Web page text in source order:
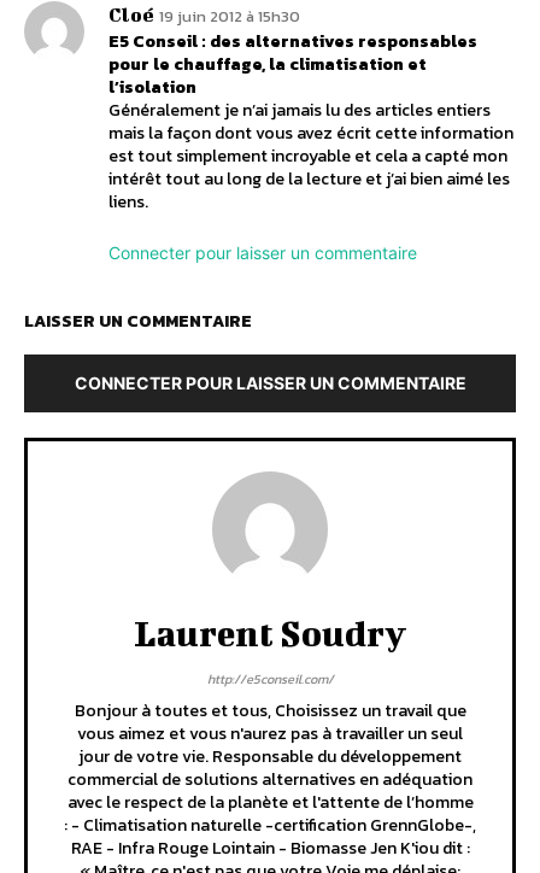
Cloé 19 juin 2012 à 15h30
E5 Conseil : des alternatives responsables
pour le chauffage, la climatisation et
l’isolation
Généralement je n’ai jamais lu des articles entiers
mais la façon dont vous avez écrit cette information
est tout simplement incroyable et cela a capté mon
intérêt tout au long de la lecture et j’ai bien aimé les
liens.
Connecter pour laisser un commentaire
LAISSER UN COMMENTAIRE
CONNECTER POUR LAISSER UN COMMENTAIRE
Laurent Soudry
http://e5conseil.com/
Bonjour à toutes et tous, Choisissez un travail que
vous aimez et vous n'aurez pas à travailler un seul
jour de votre vie. Responsable du développement
commercial de solutions alternatives en adéquation
avec le respect de la planète et l'attente de l’homme
: - Climatisation naturelle -certification GrennGlobe-,
RAE - Infra Rouge Lointain - Biomasse Jen K'iou dit :